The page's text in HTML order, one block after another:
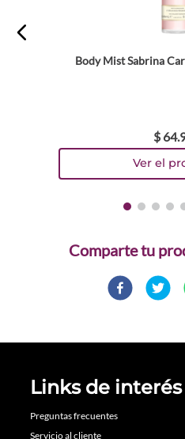
Body Mist Sabrina
$ 64.
Comparte
Links de interés
Preguntas frecuentes
Servicio al cliente